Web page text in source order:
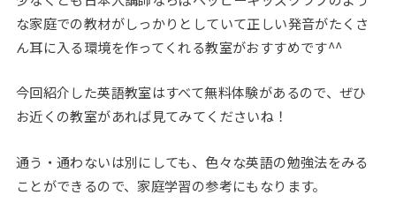
な家庭での教材がしっかりとしていて正しい発音がたくさ
ん耳に入る環境を作ってくれる教室がおすすめです^^
今回紹介した英語教室はすべて無料体験があるので、ぜひ
お近くの教室があれば見てみてくださいね！
通う・通わないは別にしても、色々な英語の勉強法をみる
ことができるので、家庭学習の参考にもなります。